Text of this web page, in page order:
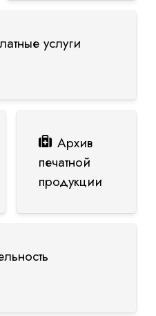
услуги
Архив
печатной
продукции